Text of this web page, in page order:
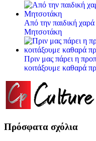
Από την παιδική
Μητσοτάκη
Πριν μας πάρει η
κοιτάξουμε καθαρά
Πρόσφατα σχόλια